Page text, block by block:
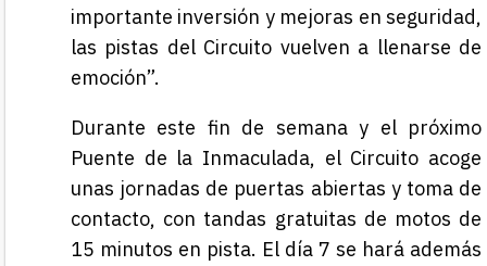
importante inversión y mejoras en seguridad,
las pistas del Circuito vuelven a llenarse de
emoción”.
Durante este fin de semana y el próximo
Puente de la Inmaculada, el Circuito acoge
unas jornadas de puertas abiertas y toma de
contacto, con tandas gratuitas de motos de
15 minutos en pista. El día 7 se hará además